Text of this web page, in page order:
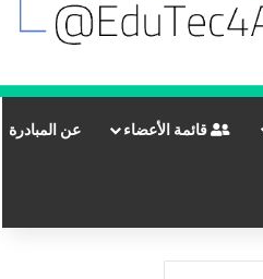
قائمة الأعضاء عن المبادرة